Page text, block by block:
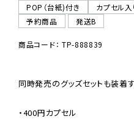
POP（台紙)付き
カプセル入
予約商品
発送B
商品コード： TP-888839
同時発売のグッズセットも装着
・400円カプセル